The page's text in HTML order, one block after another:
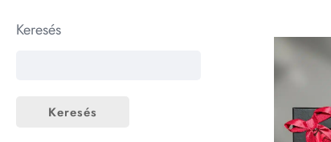
Keresés
Keresés